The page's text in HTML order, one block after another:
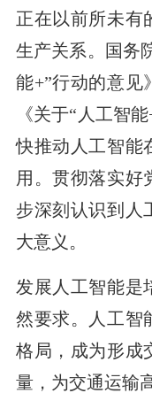
正在以前所未有
生产关系。国务
能+”行动的意见
《关于“人工智
快推动人工智能
用。贯彻落实好
步深刻认识到人
大意义。
发展人工智能是
然要求。人工智
格局，成为形成
量，为交通运输